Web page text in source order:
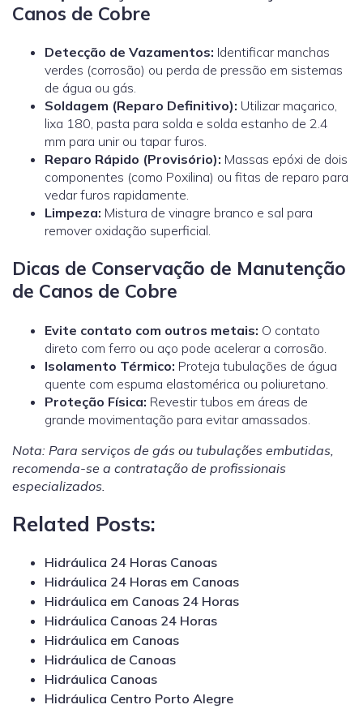
Canos de Cobre
Detecção de Vazamentos: Identificar manchas
verdes (corrosão) ou perda de pressão em sistemas
de água ou gás.
Soldagem (Reparo Definitivo): Utilizar maçarico,
lixa 180, pasta para solda e solda estanho de 2.4
mm para unir ou tapar furos.
Reparo Rápido (Provisório): Massas epóxi de dois
componentes (como Poxilina) ou fitas de reparo para
vedar furos rapidamente.
Limpeza: Mistura de vinagre branco e sal para
remover oxidação superficial.
Dicas de Conservação de Manutenção
de Canos de Cobre
Evite contato com outros metais: O contato
direto com ferro ou aço pode acelerar a corrosão.
Isolamento Térmico: Proteja tubulações de água
quente com espuma elastomérica ou poliuretano.
Proteção Física: Revestir tubos em áreas de
grande movimentação para evitar amassados.
Nota: Para serviços de gás ou tubulações embutidas,
recomenda-se a contratação de profissionais
especializados.
Related Posts:
Hidráulica 24 Horas Canoas
Hidráulica 24 Horas em Canoas
Hidráulica em Canoas 24 Horas
Hidráulica Canoas 24 Horas
Hidráulica em Canoas
Hidráulica de Canoas
Hidráulica Canoas
Hidráulica Centro Porto Alegre